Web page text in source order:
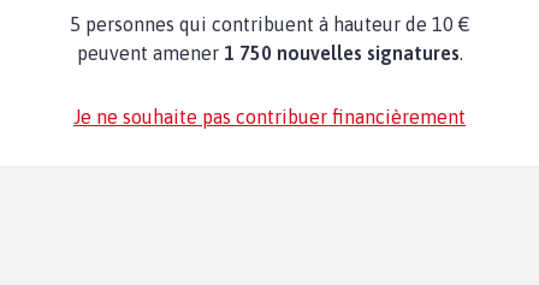
5 personnes qui contribuent à hauteur de 10 €
peuvent amener 1 750 nouvelles signatures.
Je ne souhaite pas contribuer financièrement